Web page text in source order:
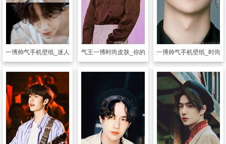
王一博帅气手机壁纸_迷人偶像王甜甜
透明皮肤 帅气王一博时尚皮肤_你的酷盖王一博
透明皮肤 王一博帅气手机壁纸_时尚